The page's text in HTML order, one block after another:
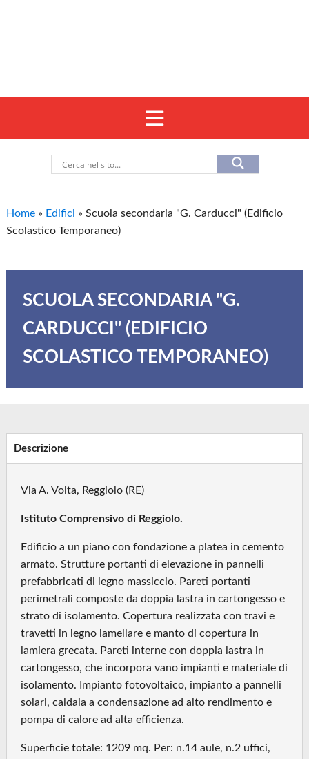
Home » Edifici »Scuola secondaria "G. Carducci" (Edificio
Scolastico Temporaneo)
SCUOLA SECONDARIA "G.
CARDUCCI" (EDIFICIO
SCOLASTICO TEMPORANEO)
Descrizione
Via A. Volta, Reggiolo (RE)
Istituto Comprensivo di Reggiolo.
Edificio a un piano con fondazione a platea in cemento
armato. Strutture portanti di elevazione in pannelli
prefabbricati di legno massiccio. Pareti portanti
perimetrali composte da doppia lastra in cartongesso e
strato di isolamento. Copertura realizzata con travi e
travetti in legno lamellare e manto di copertura in
lamiera grecata. Pareti interne con doppia lastra in
cartongesso, che incorpora vano impianti e materiale di
isolamento. Impianto fotovoltaico, impianto a pannelli
solari, caldaia a condensazione ad alto rendimento e
pompa di calore ad alta efficienza.
Superficie totale: 1209 mq. Per: n.14 aule, n.2 uffici,